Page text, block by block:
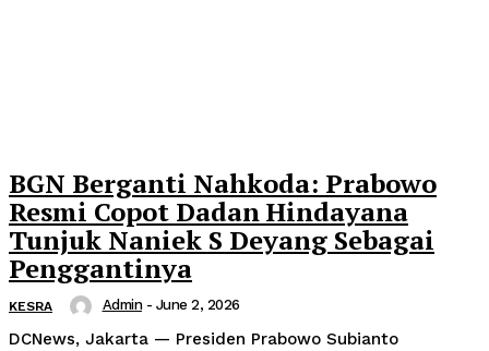
BGN Berganti Nahkoda: Prabowo
Resmi Copot Dadan Hindayana
Tunjuk Naniek S Deyang Sebagai
Penggantinya
KESRA Admin - June 2, 2026
DCNews, Jakarta — Presiden Prabowo Subianto